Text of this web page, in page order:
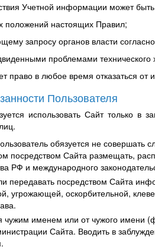
Учетной информации может
положений настоящих Правил;
запросу органов власти
проблемами
право в любое время отказаться
Пользователя
использовать Сайт только
обязуется не совершать
посредством Сайта размещать,
РФ и международного
передавать посредством Сайта
угрожающей, оскорбительной,
чужим именем или от чужого имени
Сайта. Вводить в